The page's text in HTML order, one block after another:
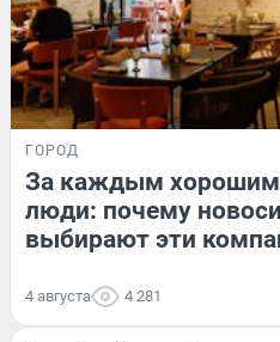
ГОРОД
За каждым хорошим
люди: почему
выбирают эти
4 августа 4 281